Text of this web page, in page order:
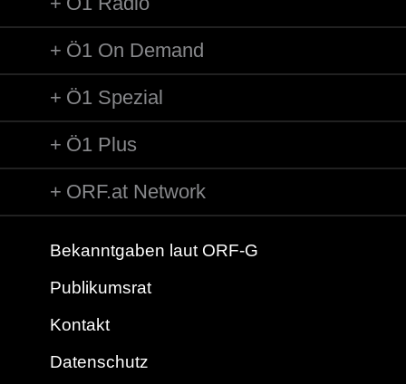
Ö1 On Demand
Ö1 Spezial
Ö1 Plus
ORF.at Network
Bekanntgaben laut ORF-G
Publikumsrat
Kontakt
Datenschutz